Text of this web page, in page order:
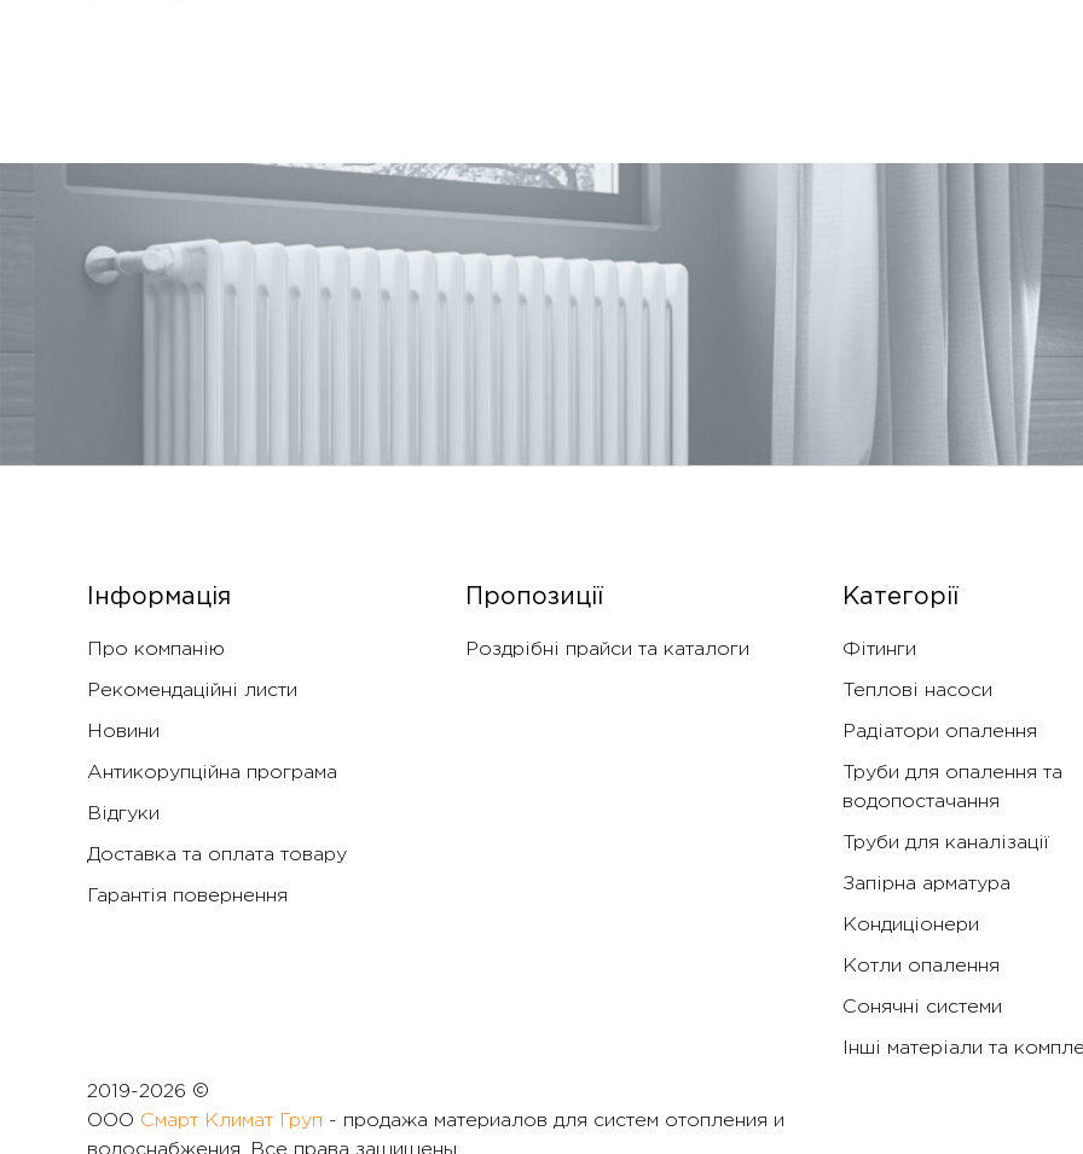
Інформація
Про компанію
Рекомендаційні листи
Новини
Антикорупційна програма
Відгуки
Доставка та оплата товару
Гарантія повернення
Пропозиції
Роздрібні прайси та каталоги
Категорії
Фітинги
Теплові насоси
Радіатори опалення
Труби для опалення та
водопостачання
Труби для каналізації
Запірна арматура
Кондиціонери
Котли опалення
Сонячні системи
Інші матеріали та
2019-2026 ©
ООО Смарт Климат Груп - продажа материалов для систем отопления и
водоснабжения. Все права защищены.